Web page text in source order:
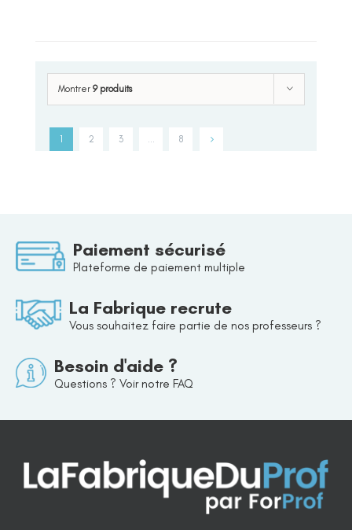
Montrer 9 produits
1 2 3 8
Paiement sécurisé
Plateforme de paiement multiple
La Fabrique recrute
Vous souhaitez faire partie de nos professeurs ?
Besoin d'aide ?
Questions ? Voir notre FAQ